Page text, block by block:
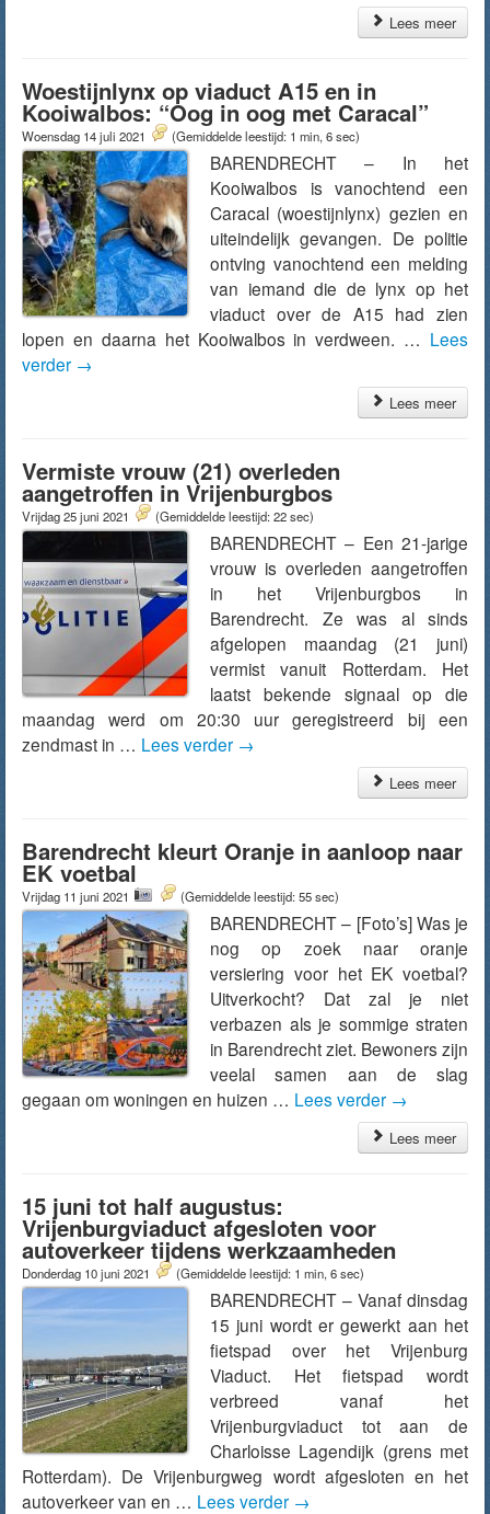
Lees meer
Woestijnlynx op viaduct A15 en in
Kooiwalbos: “Oog in oog met Caracal”
Woensdag 14 juli 2021 (Gemiddelde leestijd: 1 min, 6 sec)
BARENDRECHT – In het
Kooiwalbos is vanochtend een
Caracal (woestijnlynx) gezien en
uiteindelijk gevangen. De politie
ontving vanochtend een melding
van iemand die de lynx op het
viaduct over de A15 had zien
lopen en daarna het Kooiwalbos in verdween. … Lees
verder →
Lees meer
Vermiste vrouw (21) overleden
aangetroffen in Vrijenburgbos
Vrijdag 25 juni 2021 (Gemiddelde leestijd: 22 sec)
BARENDRECHT – Een 21-jarige
vrouw is overleden aangetroffen
in het Vrijenburgbos in
Barendrecht. Ze was al sinds
afgelopen maandag (21 juni)
vermist vanuit Rotterdam. Het
laatst bekende signaal op die
maandag werd om 20:30 uur geregistreerd bij een
zendmast in … Lees verder →
Lees meer
Barendrecht kleurt Oranje in aanloop naar
EK voetbal
Vrijdag 11 juni 2021 (Gemiddelde leestijd: 55 sec)
BARENDRECHT – [Foto’s] Was je
nog op zoek naar oranje
versiering voor het EK voetbal?
Uitverkocht? Dat zal je niet
verbazen als je sommige straten
in Barendrecht ziet. Bewoners zijn
veelal samen aan de slag
gegaan om woningen en huizen … Lees verder →
Lees meer
15 juni tot half augustus:
Vrijenburgviaduct afgesloten voor
autoverkeer tijdens werkzaamheden
Donderdag 10 juni 2021 (Gemiddelde leestijd: 1 min, 6 sec)
BARENDRECHT – Vanaf dinsdag
15 juni wordt er gewerkt aan het
fietspad over het Vrijenburg
Viaduct. Het fietspad wordt
verbreed vanaf het
Vrijenburgviaduct tot aan de
Charloisse Lagendijk (grens met
Rotterdam). De Vrijenburgweg wordt afgesloten en het
autoverkeer van en … Lees verder →